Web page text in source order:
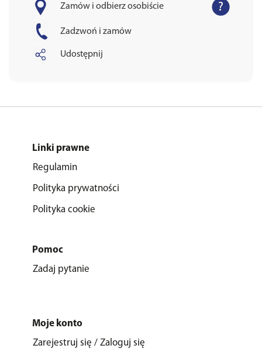
Zamów i odbierz osobiście
Zadzwoń i zamów
Udostępnij
Linki prawne
Regulamin
Polityka prywatności
Polityka cookie
Pomoc
Zadaj pytanie
Moje konto
Zarejestruj się / Zaloguj się